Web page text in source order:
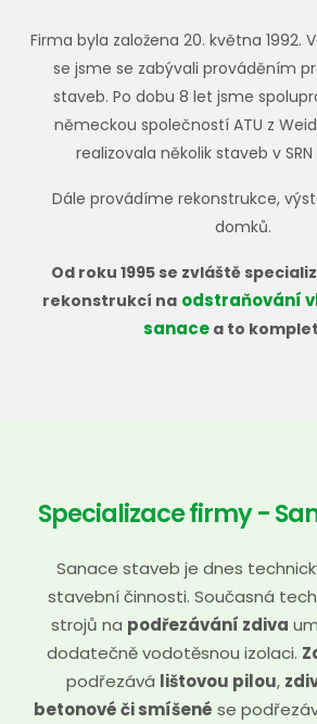
Firma byla založena 20. května 1992.
se jsme se zabývali prováděním
staveb. Po dobu 8 let jsme
německou společností ATU z
realizovala několik staveb v
Dále provádíme rekonstrukce,
domků.
Od roku 1995 se zvláště
rekonstrukcí na odstraňování
sanace a to
Specializace firmy -
Sanace staveb je dnes
stavební činnosti. Současná
strojů na podřezávání zdiva
dodatečně vodotěsnou izolaci.
podřezává lištovou pilou,
betonové či smíšené se